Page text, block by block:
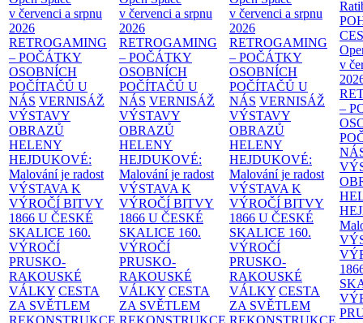
v červenci a srpnu
2026
RETROGAMING
– POČÁTKY
OSOBNÍCH
POČÍTAČŮ U
NÁS VERNISÁŽ
VÝSTAVY
OBRAZŮ
HELENY
HEJDUKOVÉ:
Malování je radost
VÝSTAVA K
VÝROČÍ BITVY
1866 U ČESKÉ
SKALICE 160.
VÝROČÍ
PRUSKO-
RAKOUSKÉ
VÁLKY CESTA
ZA SVĚTLEM
REKONSTRUKCE
v červenci a srpnu
2026
RETROGAMING
– POČÁTKY
OSOBNÍCH
POČÍTAČŮ U
NÁS VERNISÁŽ
VÝSTAVY
OBRAZŮ
HELENY
HEJDUKOVÉ:
Malování je radost
VÝSTAVA K
VÝROČÍ BITVY
1866 U ČESKÉ
SKALICE 160.
VÝROČÍ
PRUSKO-
RAKOUSKÉ
VÁLKY CESTA
ZA SVĚTLEM
REKONSTRUKCE
v červenci a srpnu
2026
RETROGAMING
– POČÁTKY
OSOBNÍCH
POČÍTAČŮ U
NÁS VERNISÁŽ
VÝSTAVY
OBRAZŮ
HELENY
HEJDUKOVÉ:
Malování je radost
VÝSTAVA K
VÝROČÍ BITVY
1866 U ČESKÉ
SKALICE 160.
VÝROČÍ
PRUSKO-
RAKOUSKÉ
VÁLKY CESTA
ZA SVĚTLEM
REKONSTRUKCE
v
–